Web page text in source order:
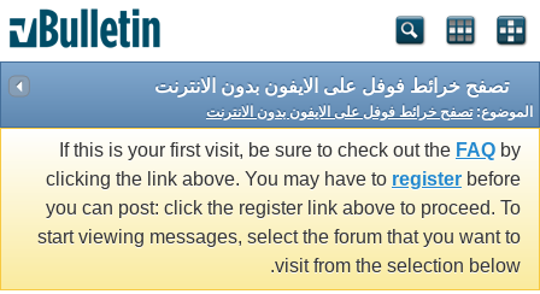
تصفح خرائط فوفل على الايفون بدون الانترنت
الموضوع:تصفح خرائط فوفل على الايفون بدون الانترنت
If this is your first visit, be sure to check out the FAQ by
clicking the link above. You may have to register before
you can post: click the register link above to proceed. To
start viewing messages, select the forum that you want to
visit from the selection below.